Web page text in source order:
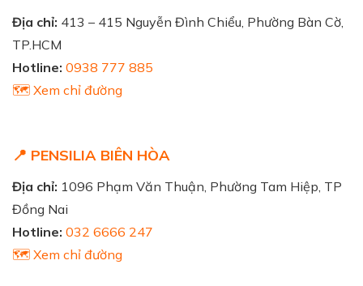
Địa chỉ: 413 – 415 Nguyễn Đình Chiểu, Phường Bàn Cờ,
TP.HCM
Hotline: 0938 777 885
🗺️ Xem chỉ đường
📍 PENSILIA BIÊN HÒA
Địa chỉ: 1096 Phạm Văn Thuận, Phường Tam Hiệp, TP
Đồng Nai
Hotline: 032 6666 247
🗺️ Xem chỉ đường